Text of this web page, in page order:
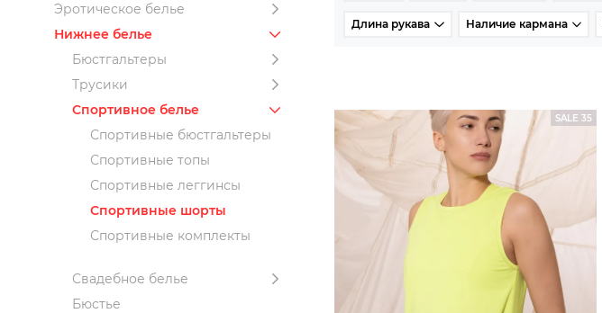
Эротическое белье
Нижнее белье
Бюстгальтеры
Трусики
Спортивное белье
Спортивные бюстгальтеры
Спортивные топы
Спортивные леггинсы
Спортивные шорты
Спортивные комплекты
Свадебное белье
Бюстье
Длина рукава Наличие кармана
SALE 35